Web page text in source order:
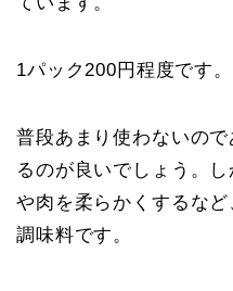
1パック200円程度です。
普段あまり使わないの
るのが良いでしょう。
や肉を柔らかくするな
調味料です。